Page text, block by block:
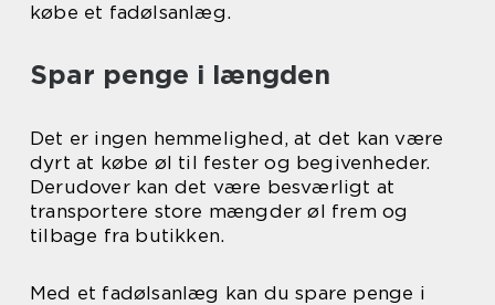
købe et fadølsanlæg.
Spar penge i længden
Det er ingen hemmelighed, at det kan være
dyrt at købe øl til fester og begivenheder.
Derudover kan det være besværligt at
transportere store mængder øl frem og
tilbage fra butikken.
Med et fadølsanlæg kan du spare penge i